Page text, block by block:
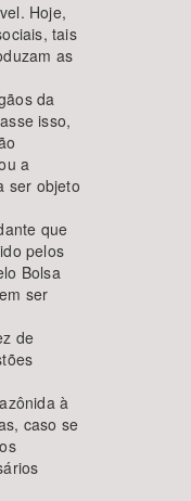
Hoje,
tais
as
da
isso,
a
ser objeto
que
pelos
Bolsa
ser
de
à
caso se